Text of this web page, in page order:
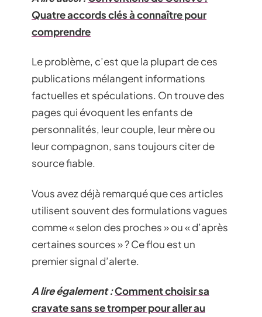
Quatre accords clés à connaître pour
comprendre
Le problème, c’est que la plupart de ces
publications mélangent informations
factuelles et spéculations. On trouve des
pages qui évoquent les enfants de
personnalités, leur couple, leur mère ou
leur compagnon, sans toujours citer de
source fiable.
Vous avez déjà remarqué que ces articles
utilisent souvent des formulations vagues
comme « selon des proches » ou « d’après
certaines sources » ? Ce flou est un
premier signal d’alerte.
A lire également :Comment choisir sa
cravate sans se tromper pour aller au